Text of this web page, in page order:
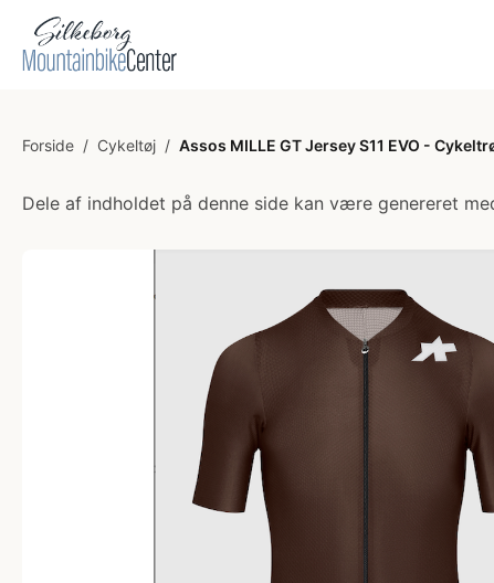
Forside / Cykeltøj / Assos MILLE GT Jersey S11 EVO -
Dele af indholdet på denne side kan være genereret